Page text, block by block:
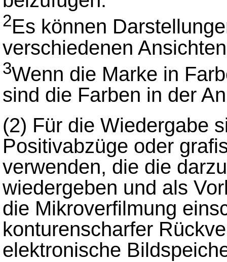
2Es können
verschiedenen
3Wenn die Marke in
sind die Farben in der
(2) Für die Wiedergabe
Positivabzüge oder
verwenden, die die
wiedergeben und als
die Mikroverfilmung
konturenscharfer
elektronische